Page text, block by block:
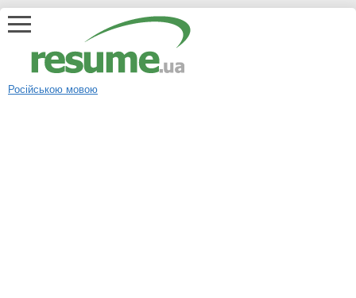
Російською мовою